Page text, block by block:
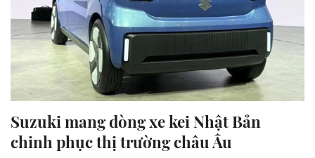
Suzuki mang dòng xe kei Nhật Bản
chinh phục thị trường châu Âu ​